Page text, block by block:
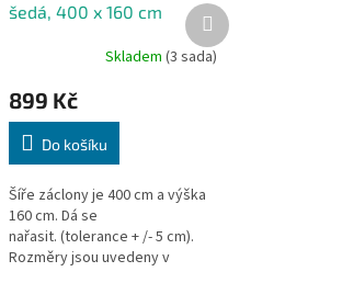
šedá, 400 x 160 cm
Skladem (3 sada)
899 Kč
Do košíku
Šíře záclony je 400 cm a výška
160 cm. Dá se
nařasit. (tolerance + /- 5 cm).
Rozměry jsou uvedeny v
Další
produkt